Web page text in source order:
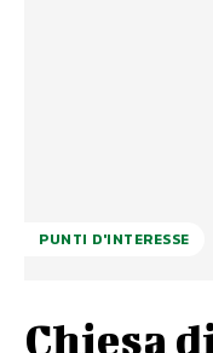
PUNTI D'INTERESSE
Chiesa